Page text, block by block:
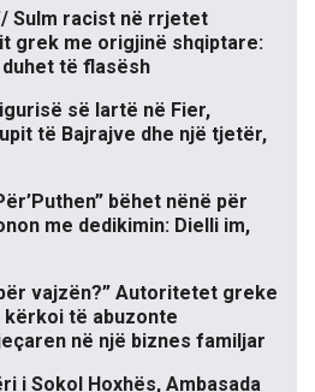
Sulm racist në rrjetet
grek me origjinë shqiptare:
të flasësh
së lartë në Fier,
të Bajrajve dhe një tjetër,
bëhet nënë për
me dedikimin: Dielli im,
vajzën?” Autoritetet greke
të abuzonte
në një biznes familjar
i Sokol Hoxhës, Ambasada